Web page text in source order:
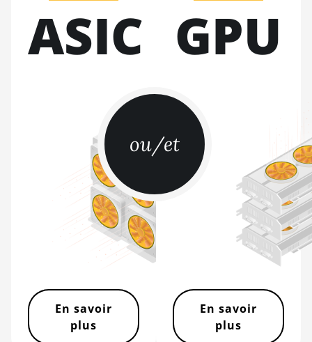
BITMAIN AntMiner
KS7
BITMAIN AntMiner
L11 Hyd. 2U (33Gh)
BITMAIN AntMiner
L11 Hyd. 6U (33Gh)
BITMAIN AntMiner
L11 Pro (21Gh)
BITMAIN AntMiner
L3+
BITMAIN AntMiner
ou/et
ASIC
En savoir
plus
GPU
En savoir
plus